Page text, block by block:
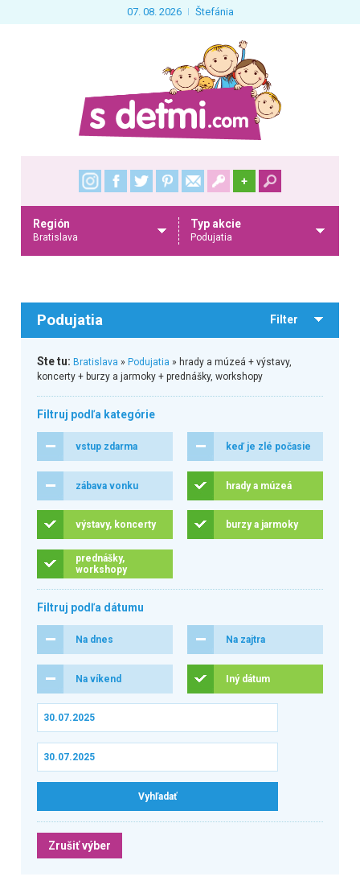
07. 08. 2026 Štefánia
+
Región
Bratislava
Typ akcie
Podujatia
Podujatia Filter
Ste tu: Bratislava » Podujatia » hrady a múzeá + výstavy,
koncerty + burzy a jarmoky + prednášky, workshopy
Filtruj podľa kategórie
vstup zdarma keď je zlé počasie
zábava vonku hrady a múzeá
výstavy, koncerty burzy a jarmoky
prednášky,
workshopy
Filtruj podľa dátumu
Na dnes Na zajtra
Na víkend Iný dátum
Zrušiť výber